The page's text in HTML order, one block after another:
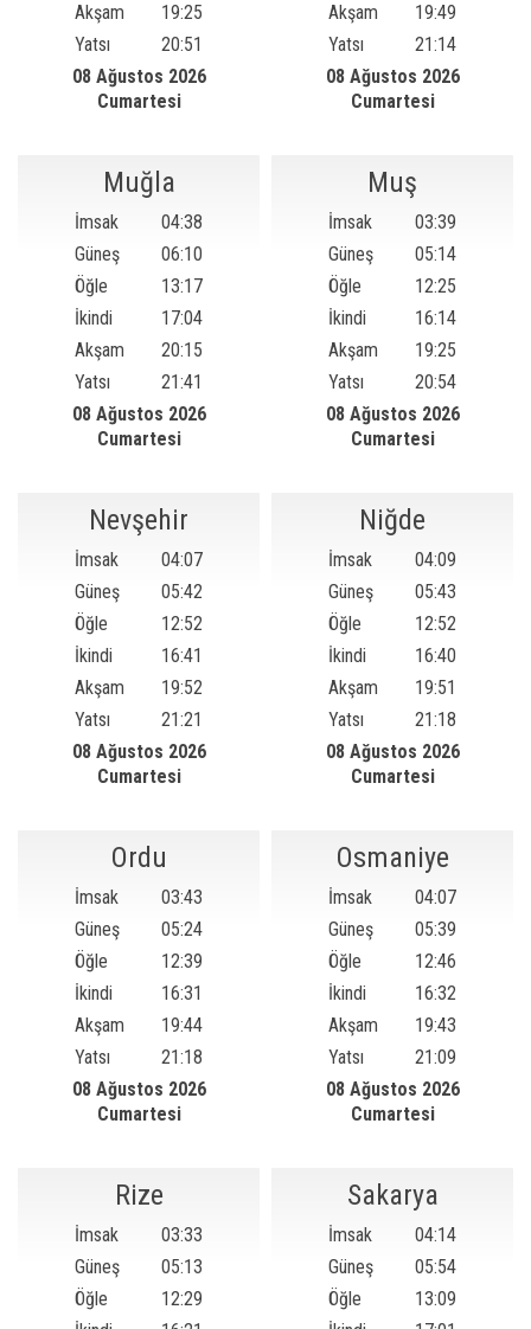
Akşam
19:25
Yatsı
20:51
08 Ağustos 2026
Cumartesi
Akşam
19:49
Yatsı
21:14
08 Ağustos 2026
Cumartesi
Muğla
İmsak
04:38
Güneş
06:10
Öğle
13:17
İkindi
17:04
Akşam
20:15
Yatsı
21:41
08 Ağustos 2026
Cumartesi
Muş
İmsak
03:39
Güneş
05:14
Öğle
12:25
İkindi
16:14
Akşam
19:25
Yatsı
20:54
08 Ağustos 2026
Cumartesi
Nevşehir
İmsak
04:07
Güneş
05:42
Öğle
12:52
İkindi
16:41
Akşam
19:52
Yatsı
21:21
08 Ağustos 2026
Cumartesi
Niğde
İmsak
04:09
Güneş
05:43
Öğle
12:52
İkindi
16:40
Akşam
19:51
Yatsı
21:18
08 Ağustos 2026
Cumartesi
Ordu
İmsak
03:43
Güneş
05:24
Öğle
12:39
İkindi
16:31
Akşam
19:44
Yatsı
21:18
08 Ağustos 2026
Cumartesi
Osmaniye
İmsak
04:07
Güneş
05:39
Öğle
12:46
İkindi
16:32
Akşam
19:43
Yatsı
21:09
08 Ağustos 2026
Cumartesi
Rize
İmsak
03:33
Güneş
05:13
Öğle
12:29
Sakarya
İmsak
04:14
Güneş
05:54
Öğle
13:09